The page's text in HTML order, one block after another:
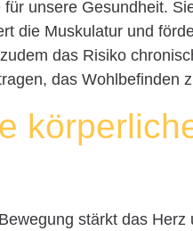
unsere Gesundheit.
die Muskulatur und
das Risiko
das Wohlbefinden
stärkt das Herz